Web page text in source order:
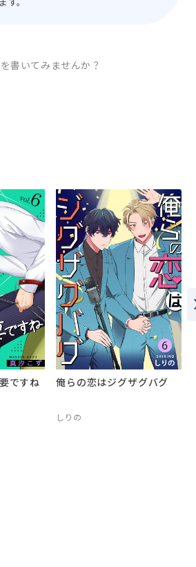
書いてみませんか？
ですね 俺らの恋はジグザグバグ
しりの